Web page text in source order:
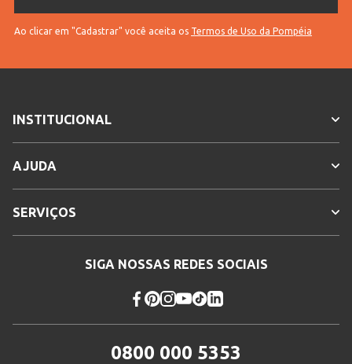
Ao clicar em "Cadastrar" você aceita os Termos de Uso da Pompéia
INSTITUCIONAL
AJUDA
SERVIÇOS
SIGA NOSSAS REDES SOCIAIS
0800 000 5353